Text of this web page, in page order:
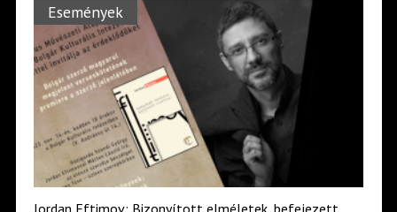
Események
Jordan Eftimov: Bizonyított elméletek, befejezett